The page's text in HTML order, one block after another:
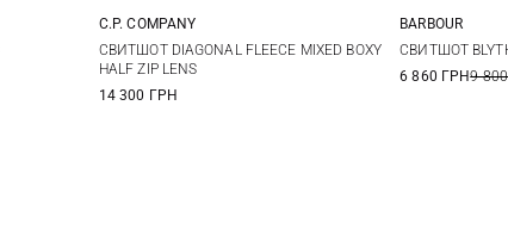
M L XL XXL
C.P. COMPANY
СВИТШОТ DIAGONAL FLEECE MIXED BOXY
HALF ZIP LENS
14 300 ГРН
S
BARBOUR
СВИТШОТ
6 860 ГРН9